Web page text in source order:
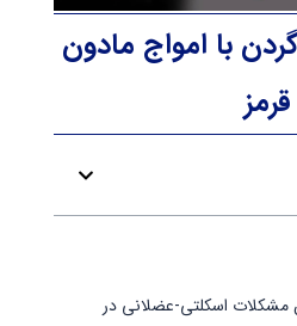
با امواج مادون
قرمز
مشکلات اسکلتی-عضلانی در